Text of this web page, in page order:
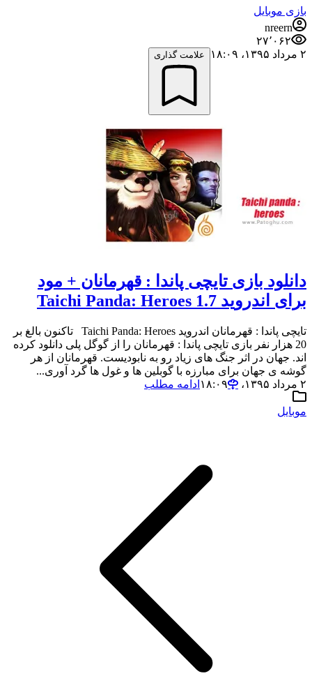
بازی موبایل
nreern
۲۷٬۰۶۲
۲ مرداد ۱۳۹۵،‏ ۱۸:۰۹
علامت گذاری
دانلود بازی تایچی پاندا : قهرمانان + مود
برای اندروید Taichi Panda: Heroes 1.7
تایچی پاندا : قهرمانان اندروید Taichi Panda: Heroes تاکنون بالغ بر
20 هزار نفر بازی تایچی پاندا : قهرمانان را از گوگل پلی دانلود کرده
اند. جهان در اثر جنگ های زیاد رو به نابودیست. قهرمانان از هر
گوشه ی جهان برای مبارزه با گوبلین ها و غول ها گرد آوری...
۲ مرداد ۱۳۹۵،‏ ۱۸:۰۹
ادامه مطلب
موبایل